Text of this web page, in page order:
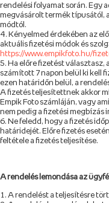
rendelési folyamat során. Egy
megvásárolt termék típusától,
módtól.
Kényelmed érdekében az
aktuális fizetési módok és
https://www.empikfoto.hu/
Ha előre fizetést választasz,
számított 7 napon belül ki kell
ezen határidőn belül, a
A fizetés teljesítettnek akkor
Empik Foto számláján, vagy
nem pedig a fizetési megbízás
Ne feledd, hogy a fizetés
határidejét. Előre fizetés
feltétele a fizetés teljesítése.
A rendelés lemondása az
A rendelést a teljesítésre